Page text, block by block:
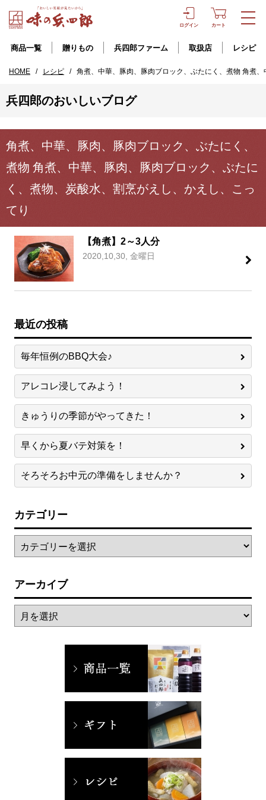
ログイン カート
商品一覧 贈りもの 兵四郎ファーム 取扱店 レシピ
HOME / レシピ / 角煮、中華、豚肉、豚肉ブロック、ぶたにく、煮物 角煮
兵四郎のおいしいブログ
角煮、中華、豚肉、豚肉ブロック、ぶたにく、
煮物 角煮、中華、豚肉、豚肉ブロック、ぶたに
く、煮物、炭酸水、割烹がえし、かえし、こっ
てり
【角煮】2～3人分
2020,10,30, 金曜日
最近の投稿
毎年恒例のBBQ大会♪
アレコレ浸してみよう！
きゅうりの季節がやってきた！
早くから夏バテ対策を！
そろそろお中元の準備をしませんか？
カテゴリー
アーカイブ